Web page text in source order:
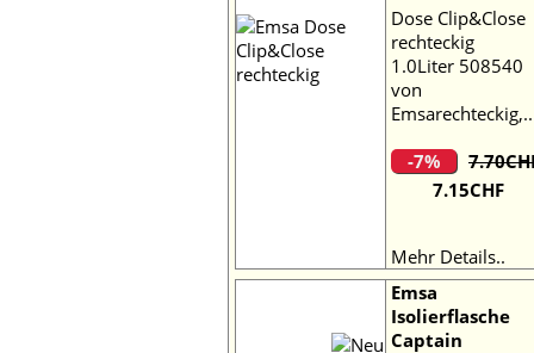
Dose Clip&Close
rechteckig
1.0Liter 508540
von
-7%
7.15CHF
Mehr Details..
Emsa
Isolierflasche
Captain